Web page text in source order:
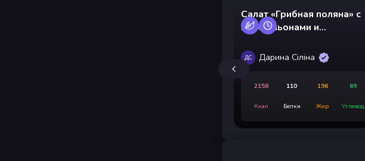
Салат «Грибная поляна» с
шампиньонами и
ДС Дарина Сіліна
2158
Ккал
110
Белки
196
Жир
69
Углевод